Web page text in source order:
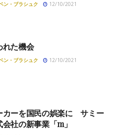
ン・ブラシュク 12/10/2021
れた機会
ン・ブラシュク 12/10/2021
カーを国民の娯楽に サミー
会社の新事業「m」